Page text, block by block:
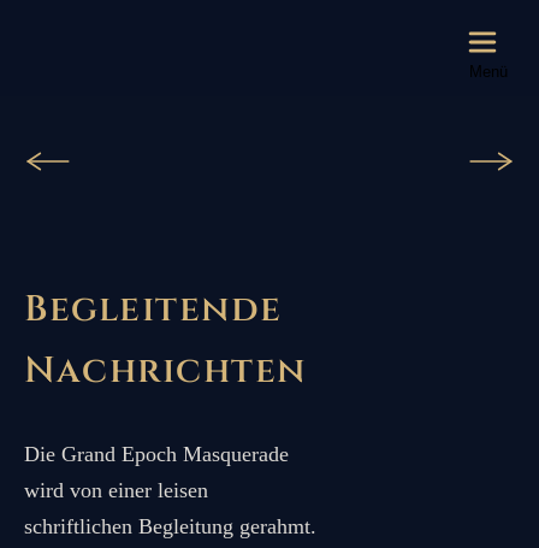
Menü
Begleitende
Nachrichten
Die Grand Epoch Masquerade
wird von einer leisen
schriftlichen Begleitung gerahmt.